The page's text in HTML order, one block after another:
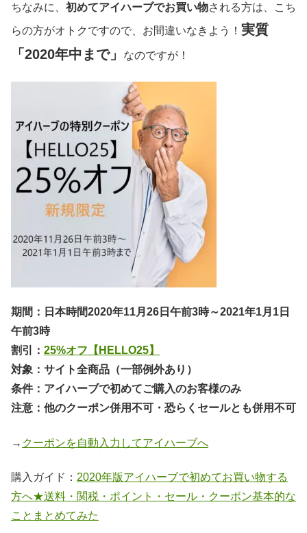
ちなみに、 初めてアイハーブでお買い物される方は、こち
らの方がオトクですので、お間違いなきよう！ 実質
「2020年中まで」
なのですが！
期間：日本時間2020年11月26日午前3時～2021年1月1日
午前3時
割引： 25%オフ【HELLO25】
対象：サイト全商品（一部例外あり）
条件：アイハーブで初めてご購入のお客様のみ
注意：他のクーポン併用不可・恐らくセールとも併用不可
→ クーポンを自動入力してアイハーブへ
購入ガイド： 2020年版アイハーブで初めてお買い物する
方へ★送料・関税・ポイント・セール・クーポン基本的な
ことまとめてみた